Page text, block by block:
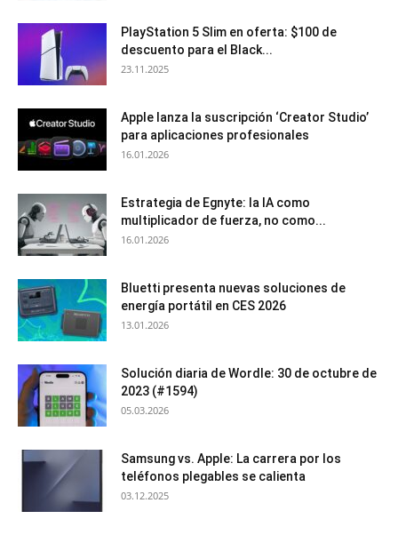
PlayStation 5 Slim en oferta: $100 de
descuento para el Black...
23.11.2025
Apple lanza la suscripción ‘Creator Studio’
para aplicaciones profesionales
16.01.2026
Estrategia de Egnyte: la IA como
multiplicador de fuerza, no como...
16.01.2026
Bluetti presenta nuevas soluciones de
energía portátil en CES 2026
13.01.2026
Solución diaria de Wordle: 30 de octubre de
2023 (#1594)
05.03.2026
Samsung vs. Apple: La carrera por los
teléfonos plegables se calienta
03.12.2025